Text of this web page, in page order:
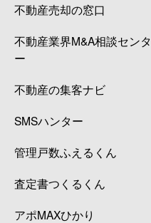
不動産売却の窓口
不動産業界M&A相談センタ
ー
不動産の集客ナビ
SMSハンター
管理戸数ふえるくん
査定書つくるくん
アポMAXひかり